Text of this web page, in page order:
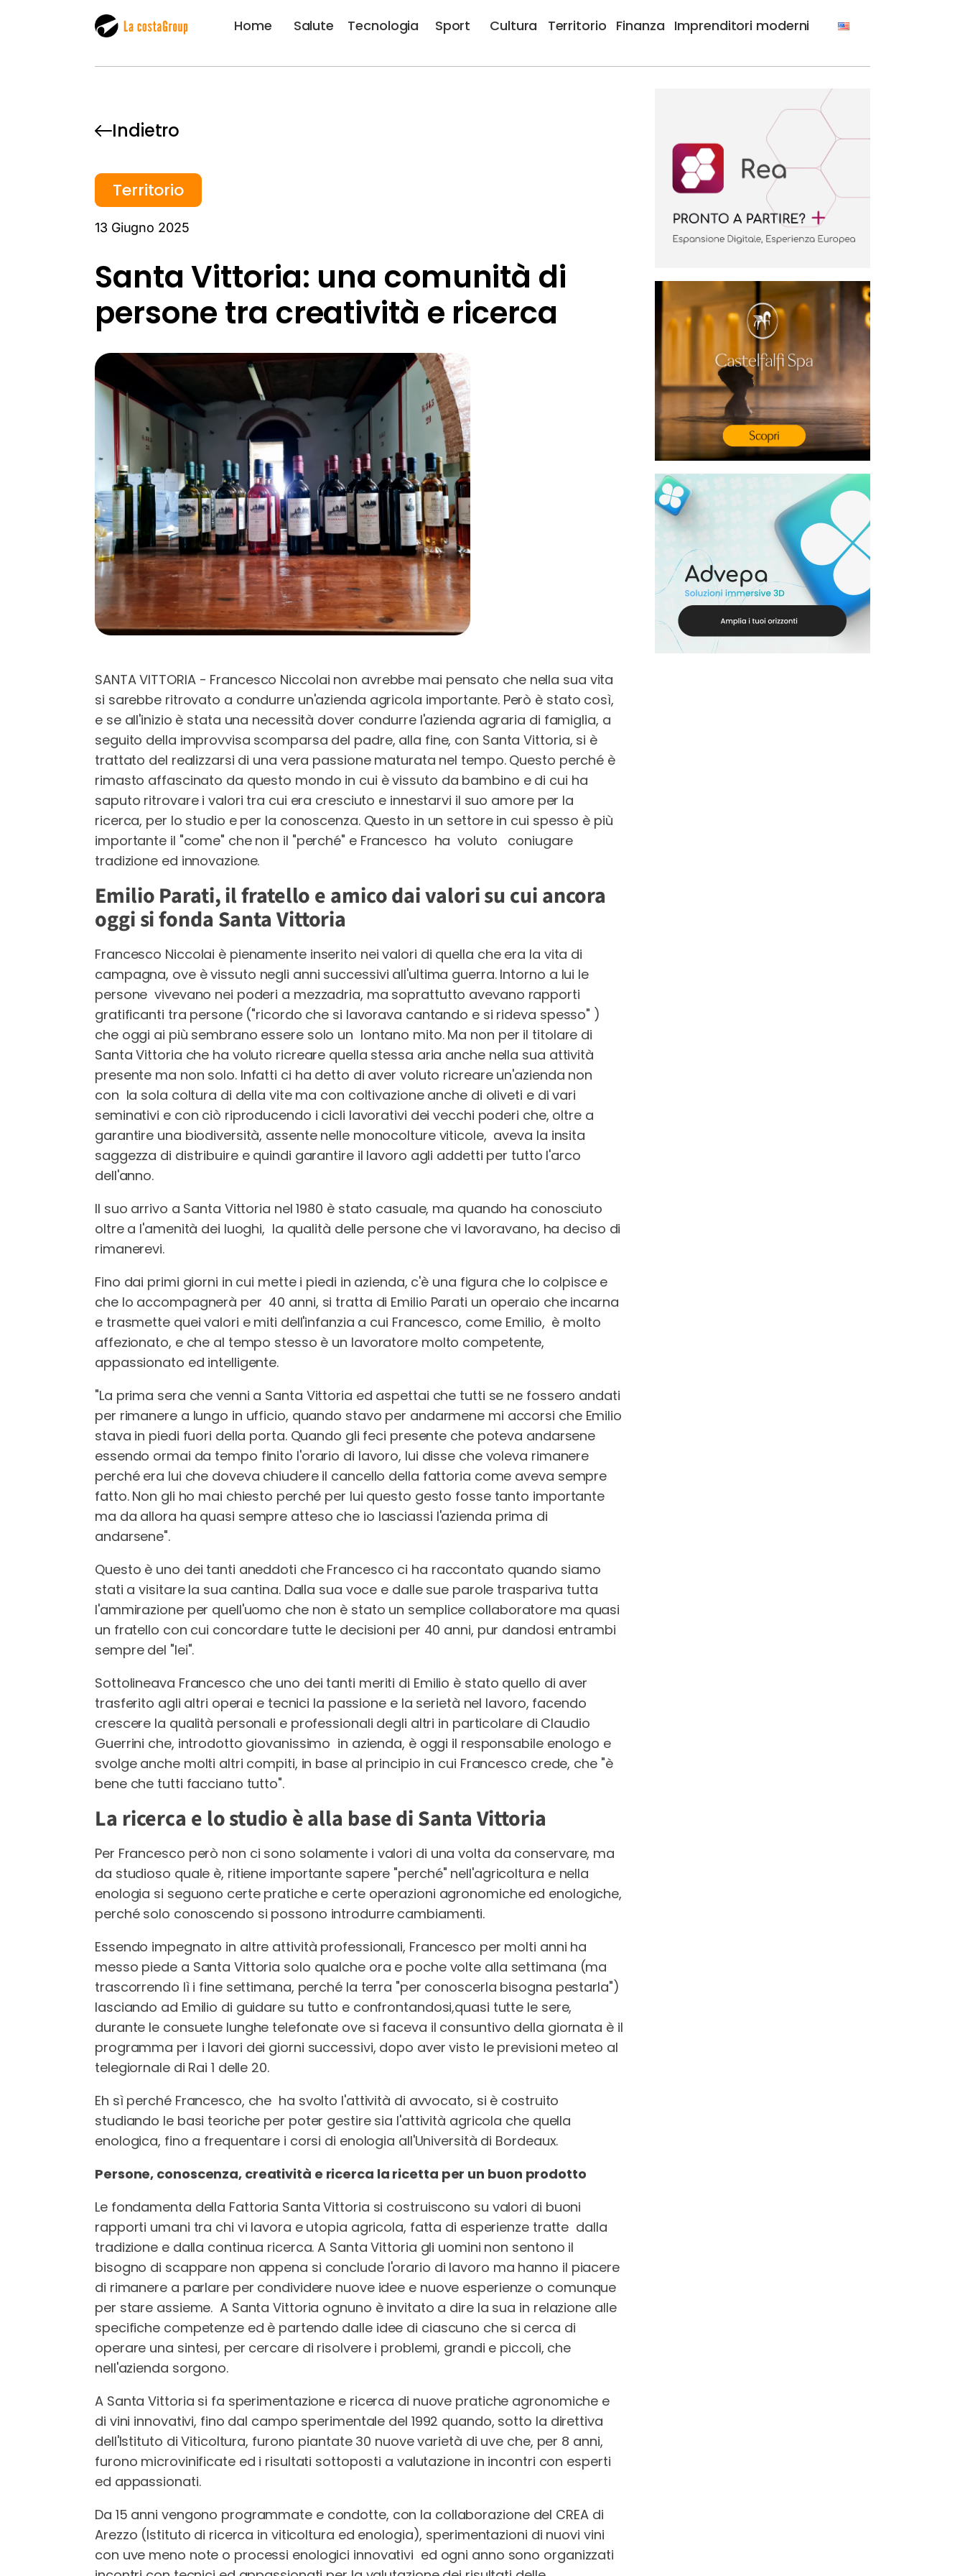
Home Salute Tecnologia Sport Cultura Territorio Finanza Imprenditori moderni
Indietro
Territorio
13 Giugno 2025
Santa Vittoria: una comunità di
persone tra creatività e ricerca
SANTA VITTORIA - Francesco Niccolai non avrebbe mai pensato che nella sua vita
si sarebbe ritrovato a condurre un'azienda agricola importante. Però è stato così,
e se all'inizio è stata una necessità dover condurre l'azienda agraria di famiglia, a
seguito della improvvisa scomparsa del padre, alla fine, con Santa Vittoria, si è
trattato del realizzarsi di una vera passione maturata nel tempo. Questo perché è
rimasto affascinato da questo mondo in cui è vissuto da bambino e di cui ha
saputo ritrovare i valori tra cui era cresciuto e innestarvi il suo amore per la
ricerca, per lo studio e per la conoscenza. Questo in un settore in cui spesso è più
importante il "come" che non il "perché" e Francesco ha voluto coniugare
tradizione ed innovazione.
Emilio Parati, il fratello e amico dai valori su cui ancora
oggi si fonda Santa Vittoria
Francesco Niccolai è pienamente inserito nei valori di quella che era la vita di
campagna, ove è vissuto negli anni successivi all'ultima guerra. Intorno a lui le
persone vivevano nei poderi a mezzadria, ma soprattutto avevano rapporti
gratificanti tra persone ("ricordo che si lavorava cantando e si rideva spesso" )
che oggi ai più sembrano essere solo un lontano mito. Ma non per il titolare di
Santa Vittoria che ha voluto ricreare quella stessa aria anche nella sua attività
presente ma non solo. Infatti ci ha detto di aver voluto ricreare un'azienda non
con la sola coltura di della vite ma con coltivazione anche di oliveti e di vari
seminativi e con ciò riproducendo i cicli lavorativi dei vecchi poderi che, oltre a
garantire una biodiversità, assente nelle monocolture viticole, aveva la insita
saggezza di distribuire e quindi garantire il lavoro agli addetti per tutto l'arco
dell'anno.
Il suo arrivo a Santa Vittoria nel 1980 è stato casuale, ma quando ha conosciuto
oltre a l'amenità dei luoghi, la qualità delle persone che vi lavoravano, ha deciso di
rimanerevi.
Fino dai primi giorni in cui mette i piedi in azienda, c'è una figura che lo colpisce e
che lo accompagnerà per 40 anni, si tratta di Emilio Parati un operaio che incarna
e trasmette quei valori e miti dell'infanzia a cui Francesco, come Emilio, è molto
affezionato, e che al tempo stesso è un lavoratore molto competente,
appassionato ed intelligente.
"La prima sera che venni a Santa Vittoria ed aspettai che tutti se ne fossero andati
per rimanere a lungo in ufficio, quando stavo per andarmene mi accorsi che Emilio
stava in piedi fuori della porta. Quando gli feci presente che poteva andarsene
essendo ormai da tempo finito l'orario di lavoro, lui disse che voleva rimanere
perché era lui che doveva chiudere il cancello della fattoria come aveva sempre
fatto. Non gli ho mai chiesto perché per lui questo gesto fosse tanto importante
ma da allora ha quasi sempre atteso che io lasciassi l'azienda prima di
andarsene".
Questo è uno dei tanti aneddoti che Francesco ci ha raccontato quando siamo
stati a visitare la sua cantina. Dalla sua voce e dalle sue parole traspariva tutta
l'ammirazione per quell'uomo che non è stato un semplice collaboratore ma quasi
un fratello con cui concordare tutte le decisioni per 40 anni, pur dandosi entrambi
sempre del "lei".
Sottolineava Francesco che uno dei tanti meriti di Emilio è stato quello di aver
trasferito agli altri operai e tecnici la passione e la serietà nel lavoro, facendo
crescere la qualità personali e professionali degli altri in particolare di Claudio
Guerrini che, introdotto giovanissimo in azienda, è oggi il responsabile enologo e
svolge anche molti altri compiti, in base al principio in cui Francesco crede, che "è
bene che tutti facciano tutto".
La ricerca e lo studio è alla base di Santa Vittoria
Per Francesco però non ci sono solamente i valori di una volta da conservare, ma
da studioso quale è, ritiene importante sapere "perché" nell'agricoltura e nella
enologia si seguono certe pratiche e certe operazioni agronomiche ed enologiche,
perché solo conoscendo si possono introdurre cambiamenti.
Essendo impegnato in altre attività professionali, Francesco per molti anni ha
messo piede a Santa Vittoria solo qualche ora e poche volte alla settimana (ma
trascorrendo lì i fine settimana, perché la terra "per conoscerla bisogna pestarla")
lasciando ad Emilio di guidare su tutto e confrontandosi,quasi tutte le sere,
durante le consuete lunghe telefonate ove si faceva il consuntivo della giornata è il
programma per i lavori dei giorni successivi, dopo aver visto le previsioni meteo al
telegiornale di Rai 1 delle 20.
Eh sì perché Francesco, che ha svolto l'attività di avvocato, si è costruito
studiando le basi teoriche per poter gestire sia l'attività agricola che quella
enologica, fino a frequentare i corsi di enologia all'Università di Bordeaux.
Persone, conoscenza, creatività e ricerca la ricetta per un buon prodotto
Le fondamenta della Fattoria Santa Vittoria si costruiscono su valori di buoni
rapporti umani tra chi vi lavora e utopia agricola, fatta di esperienze tratte dalla
tradizione e dalla continua ricerca. A Santa Vittoria gli uomini non sentono il
bisogno di scappare non appena si conclude l'orario di lavoro ma hanno il piacere
di rimanere a parlare per condividere nuove idee e nuove esperienze o comunque
per stare assieme. A Santa Vittoria ognuno è invitato a dire la sua in relazione alle
specifiche competenze ed è partendo dalle idee di ciascuno che si cerca di
operare una sintesi, per cercare di risolvere i problemi, grandi e piccoli, che
nell'azienda sorgono.
A Santa Vittoria si fa sperimentazione e ricerca di nuove pratiche agronomiche e
di vini innovativi, fino dal campo sperimentale del 1992 quando, sotto la direttiva
dell'Istituto di Viticoltura, furono piantate 30 nuove varietà di uve che, per 8 anni,
furono microvinificate ed i risultati sottoposti a valutazione in incontri con esperti
ed appassionati.
Da 15 anni vengono programmate e condotte, con la collaborazione del CREA di
Arezzo (Istituto di ricerca in viticoltura ed enologia), sperimentazioni di nuovi vini
con uve meno note o processi enologici innovativi ed ogni anno sono organizzati